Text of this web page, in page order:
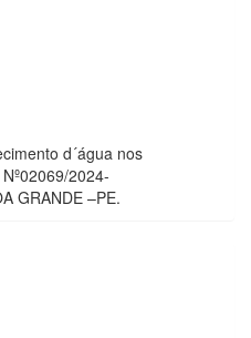
d´água nos
2024-
GRANDE –PE.